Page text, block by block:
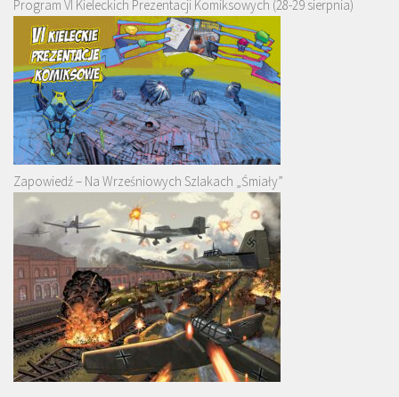
Program VI Kieleckich Prezentacji Komiksowych (28-29 sierpnia)
Zapowiedź – Na Wrześniowych Szlakach „Śmiały”